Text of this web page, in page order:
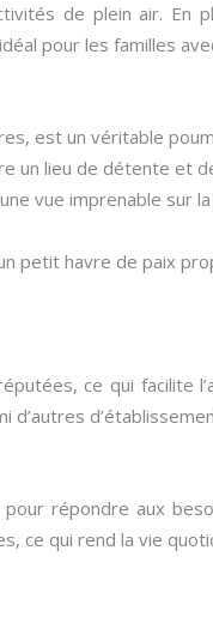
de plein air.
pour les familles
est un véritable
un lieu de détente et
vue imprenable sur
petit havre de paix
ce qui facilite
répondre aux
ce qui rend la vie